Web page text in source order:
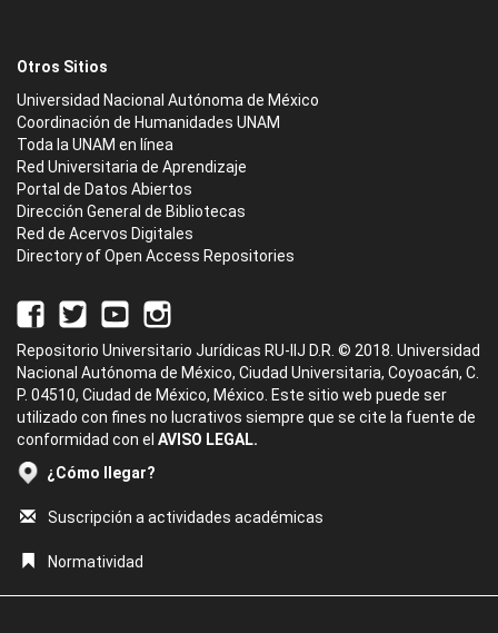
Otros Sitios
Universidad Nacional Autónoma de México
Coordinación de Humanidades UNAM
Toda la UNAM en línea
Red Universitaria de Aprendizaje
Portal de Datos Abiertos
Dirección General de Bibliotecas
Red de Acervos Digitales
Directory of Open Access Repositories
Repositorio Universitario Jurídicas RU-IIJ D.R. © 2018. Universidad
Nacional Autónoma de México, Ciudad Universitaria, Coyoacán, C.
P. 04510, Ciudad de México, México. Este sitio web puede ser
utilizado con fines no lucrativos siempre que se cite la fuente de
conformidad con el AVISO LEGAL.
¿Cómo llegar?
Suscripción a actividades académicas
Normatividad